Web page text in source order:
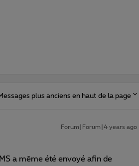
plus anciens en haut de la page
Forum|Forum|4 years ago
a même été envoyé afin de